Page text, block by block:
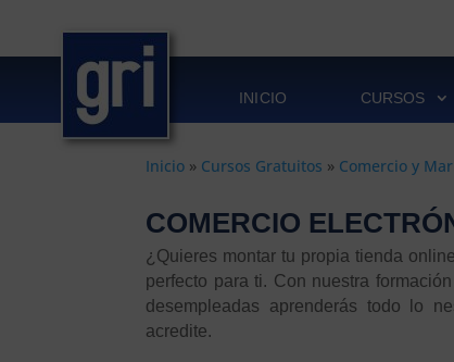
INICIO CURSOS
Inicio » Cursos Gratuitos » Comercio y
COMERCIO
¿Quieres montar tu propia tienda
perfecto para ti. Con nuestra
desempleadas aprenderás todo lo
acredite.